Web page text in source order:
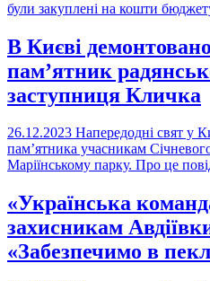
були закуплені на кошти
В Києві
пам’ятник
заступниця Кличка
26.12.2023 Напередодні свят у
пам’ятника учасникам
Маріїнському парку. Про це
«Українська
захисникам
«Забезпечимо в